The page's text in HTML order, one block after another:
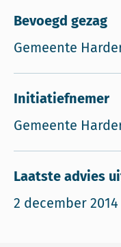
Bevoegd gezag
Gemeente
Initiatiefnemer
Gemeente
Laatste advies
2 december 2014